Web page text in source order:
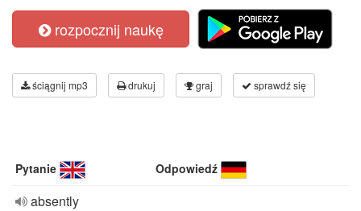
rozpocznij naukę
ściągnij mp3 drukuj graj sprawdź się
Pytanie Odpowiedź
absently